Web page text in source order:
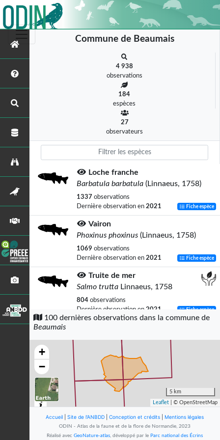
Commune de Beaumais
4 938
observations
184
espèces
27
observateurs
Loche franche
Barbatula barbatula (Linnaeus, 1758)
1337 observations
Dernière observation en 2021 Fiche espèce
Vairon
Phoxinus phoxinus (Linnaeus, 1758)
1069 observations
Dernière observation en 2021 Fiche espèce
Truite de mer
Salmo trutta Linnaeus, 1758
804 observations
Dernière observation en 2021 Fiche espèce
Anguilla anguilla(Linnaeus, 1758)
observations
Dernière observation en
Chabot
Cottus gobioLinnaeus, 1758
observations
Lamproie de Planer
100 dernières observations dans la commune de
Beaumais
+
−
5 km
Leaflet | © OpenStreetMap
Accueil Site de l'ANBDD Conception et crédits Mentions légales
ODIN - Atlas de la faune et de la flore de Normandie, 2023
Réalisé avec GeoNature-atlas, développé par le Parc national des Écrins